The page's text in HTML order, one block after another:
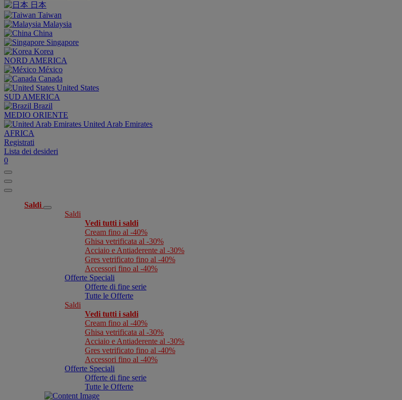
日本
Taiwan
Malaysia
China
Singapore
Korea
NORD AMERICA
México
Canada
United States
SUD AMERICA
Brazil
MEDIO ORIENTE
United Arab Emirates
AFRICA
Registrati
Lista dei desideri
0
Saldi
Saldi
Vedi tutti i saldi
Cream fino al -40%
Ghisa vetrificata al -30%
Acciaio e Antiaderente al -30%
Gres vetrificato fino al -40%
Accessori fino al -40%
Offerte Speciali
Offerte di fine serie
Tutte le Offerte
Saldi
Vedi tutti i saldi
Cream fino al -40%
Ghisa vetrificata al -30%
Acciaio e Antiaderente al -30%
Gres vetrificato fino al -40%
Accessori fino al -40%
Offerte Speciali
Offerte di fine serie
Tutte le Offerte